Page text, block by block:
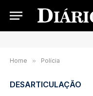
Home » Polícia
DESARTICULAÇÃO